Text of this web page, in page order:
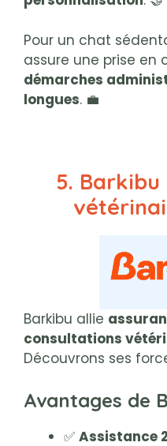
Pour un chat
assure une prise en
démarches
longues. 💼
5. Barkibu
Barkibu allie
consultations
Découvrons ses
Avantages de
✅ Assistance